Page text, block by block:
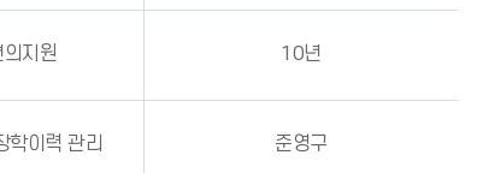
지원 10년
학이력 관리 준영구